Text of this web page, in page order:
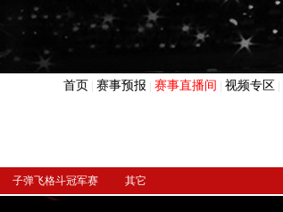
首页 赛事预报 赛事直播间 视频专区
子弹飞格斗冠军赛 其它